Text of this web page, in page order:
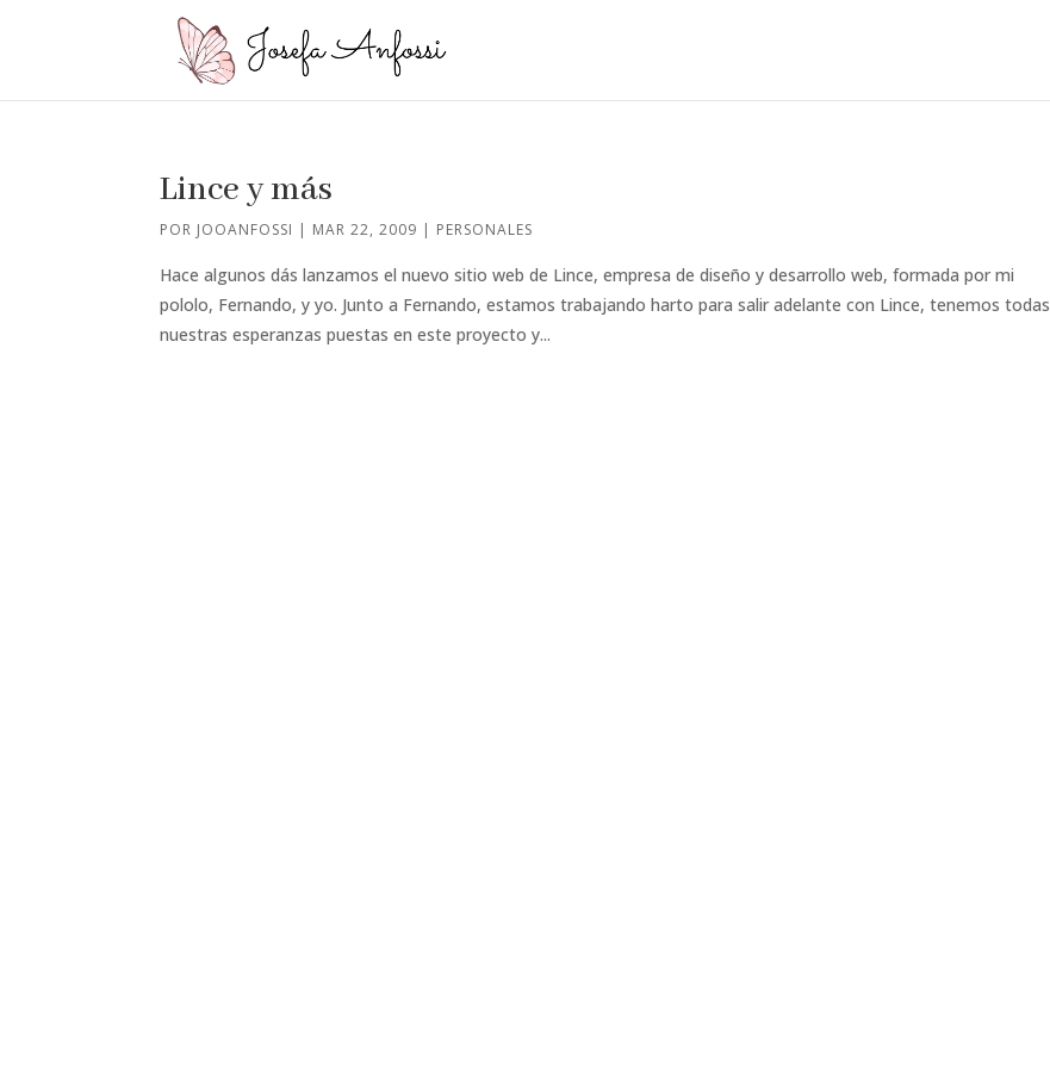
Lince y más
POR JOOANFOSSI | MAR 22, 2009 | PERSONALES
Hace algunos dás lanzamos el nuevo sitio web de Lince, empresa de diseño y desarrollo web, formada por mi
pololo, Fernando, y yo. Junto a Fernando, estamos trabajando harto para salir adelante con Lince, tenemos todas
nuestras esperanzas puestas en este proyecto y...